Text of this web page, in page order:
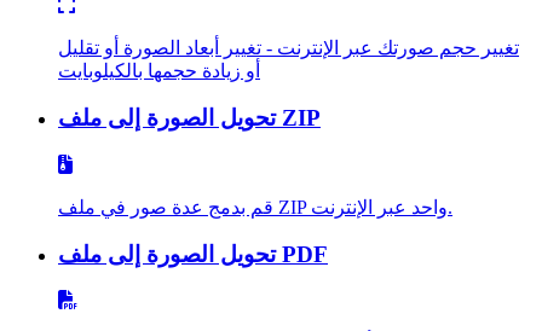
تغيير حجم صورتك عبر الإنترنت - تغيير أبعاد الصورة أو تقليل
أو زيادة حجمها بالكيلوبايت
تحويل الصورة إلى ملف ZIP
قم بدمج عدة صور في ملف ZIP واحد عبر الإنترنت.
تحويل الصورة إلى ملف PDF